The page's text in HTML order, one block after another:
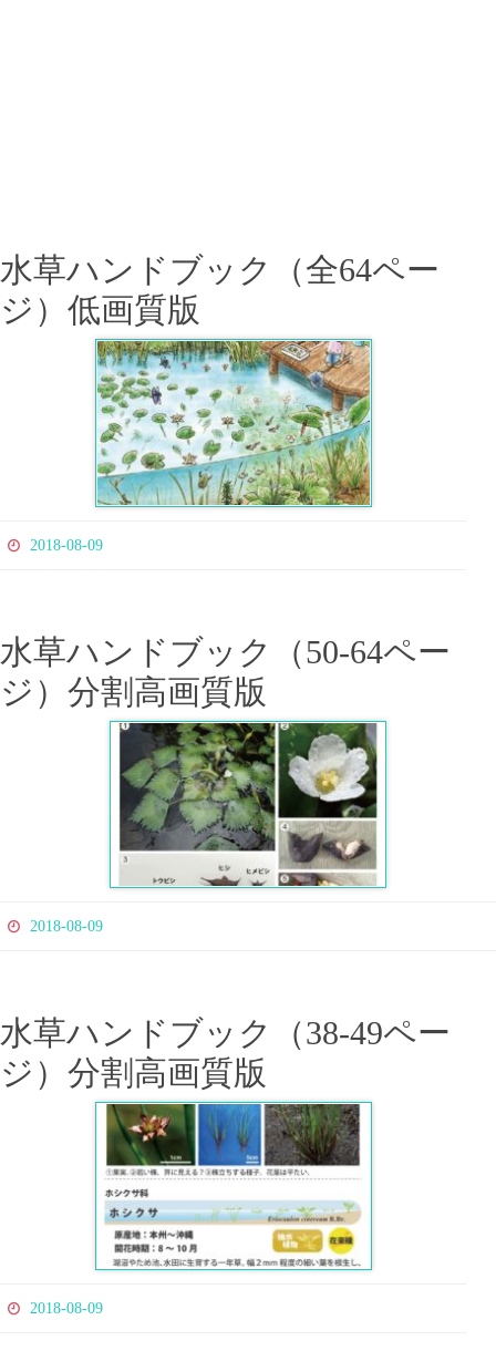
水草ハンドブック（全64ペー
ジ）低画質版
2018-08-09
水草ハンドブック（50-64ペー
ジ）分割高画質版
2018-08-09
水草ハンドブック（38-49ペー
ジ）分割高画質版
2018-08-09